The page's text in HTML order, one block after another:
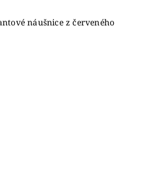
náušnice z červeného